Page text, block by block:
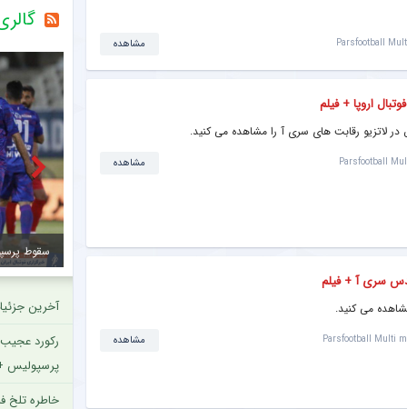
Parsfootball مشاهده
اروپا + فیلم
لاتزیو رقابت های سری آ را مشاهده می کنید.
Parsfootball مشاهده
سری آ + فیلم
می کنید.
Parsfootball Multi مشاهده
خبرگزاری
خبرانلاین
طرفداری حضور
طرفداری تازه‌
ستاره تیم ملی از باشگاه قطری جدا می شود؟ مشاهده
آخرین
رکورد عجیب
پرسپولیس
خاطره تلخ